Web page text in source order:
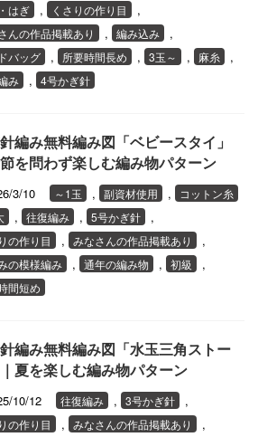
はぎ , くさりの作り目 ,
んの作品掲載あり , 編み込み ,
バッグ , 所要時間長め , 3玉～ , 麻糸 ,
み , 4号かぎ針
編み無料編み図「ベビースタイ」
節を問わず楽しむ編み物パターン
3/10 ～1玉 , 副資材使用 , コットン糸
, 往復編み , 5号かぎ針 ,
の作り目 , みなさんの作品掲載あり ,
の模様編み , 通年の編み物 , 初級 ,
間短め
編み無料編み図「水玉三角ストー
夏を楽しむ編み物パターン
10/12 往復編み , 3号かぎ針 ,
の作り目 , みなさんの作品掲載あり ,